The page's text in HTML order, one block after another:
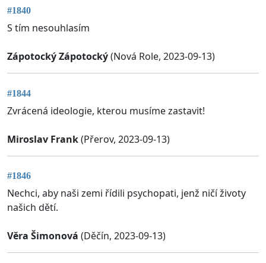
#1840
S tím nesouhlasím
Zápotocký Zápotocký(Nová Role, 2023-09-13)
#1844
Zvrácená ideologie, kterou musíme zastavit!
Miroslav Frank(Přerov, 2023-09-13)
#1846
Nechci, aby naši zemi řídili psychopati, jenž ničí životy
našich dětí.
Věra Šimonová (Děčín, 2023-09-13)